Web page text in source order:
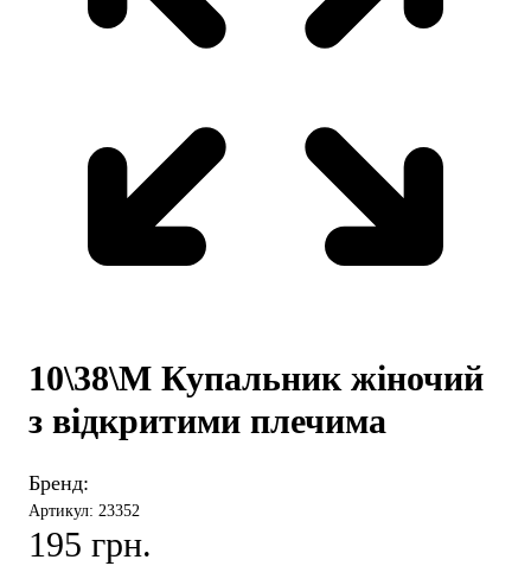
10\38\М Купальник жіночий
з відкритими плечима
Бренд:
Артикул: 23352
195 грн.